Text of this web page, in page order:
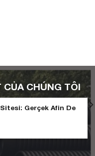
CHÚNG TÔI
Gerçek Afin De